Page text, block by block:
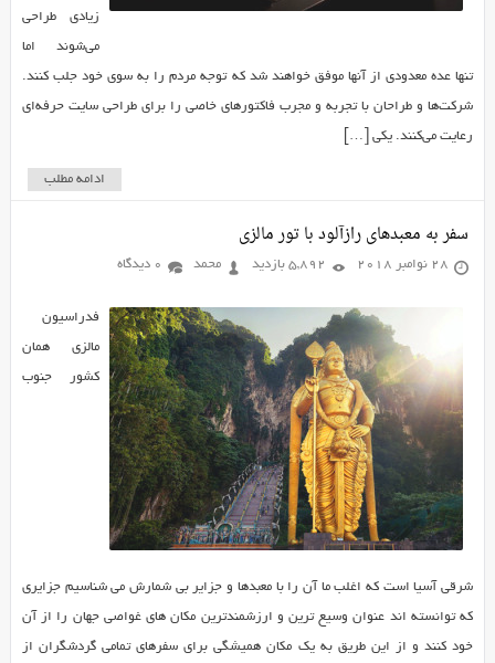
زیادی طراحی
می‌شوند اما
تنها عده معدودی از آنها موفق خواهند شد که توجه مردم را به سوی خود جلب کنند.
شرکت‌ها و طراحان با تجربه و مجرب فاکتورهای خاصی را برای طراحی سایت حرفه‌ای
رعایت می‌کنند. یکی […]
ادامه مطلب
سفر به معبدهای رازآلود با تور مالزی
28 نوامبر 2018 5,892 بازدید محمد 0 دیدگاه
فدراسیون
مالزی همان
کشور جنوب
شرقی آسیا است که اغلب ما آن را با معبدها و جزایر بی شمارش می شناسیم جزایری
که توانسته اند عنوان وسیع ترین و ارزشمندترین مکان های غواصی جهان را از آن
خود کنند و از این طریق به یک مکان همیشگی برای سفرهای تمامی گردشگران از